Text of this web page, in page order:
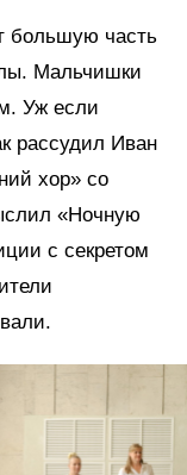
большую часть
Мальчишки
Уж если
рассудил Иван
хор» со
«Ночную
с секретом